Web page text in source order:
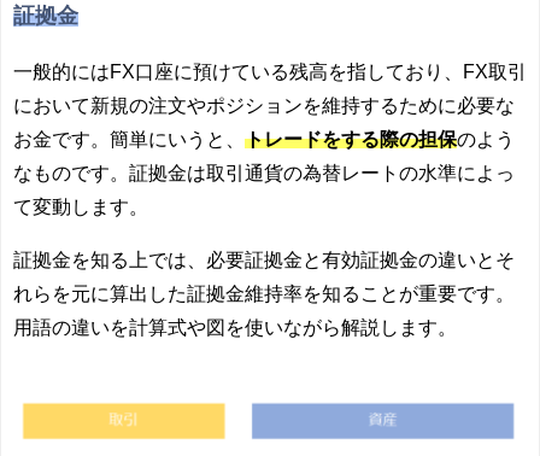
証拠金
一般的にはFX口座に預けている残高を指しており、FX取引
において新規の注文やポジションを維持するために必要な
お金です。簡単にいうと、 トレードをする際の担保のよう
なものです。証拠金は取引通貨の為替レートの水準によっ
て変動します。
証拠金を知る上では、必要証拠金と有効証拠金の違いとそ
れらを元に算出した証拠金維持率を知ることが重要です。
用語の違いを計算式や図を使いながら解説します。